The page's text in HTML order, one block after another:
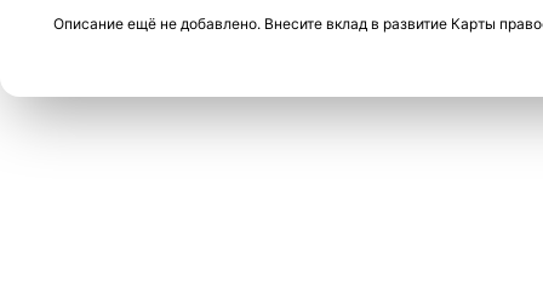
Описание ещё не добавлено. Внесите вклад в развитие Карты